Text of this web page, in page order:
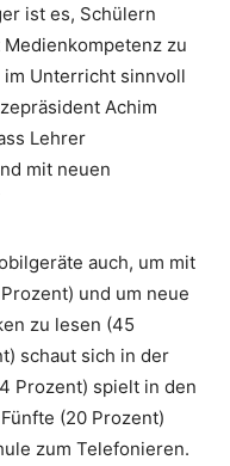
ist es, Schülern
zu
Unterricht sinnvoll
Achim
Lehrer
mit neuen
auch, um mit
und um neue
zu lesen (45
schaut sich in der
Prozent) spielt in den
(20 Prozent)
zum Telefonieren.